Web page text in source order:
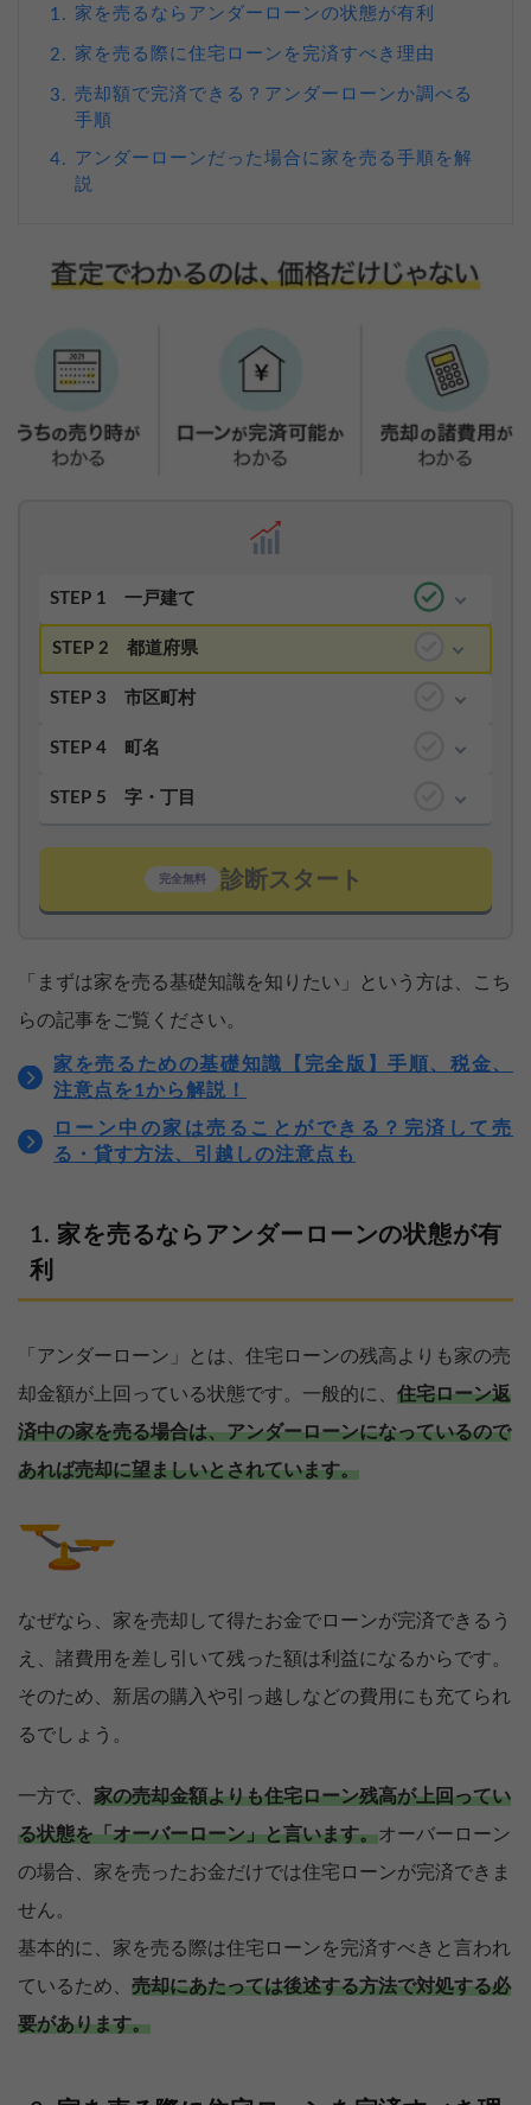
1. 家を売るならアンダーローンの状態が有利
2. 家を売る際に住宅ローンを完済すべき理由
3. 売却額で完済できる？アンダーローンか調べる
手順
4. アンダーローンだった場合に家を売る手順を解
説
STEP 1 一戸建て
STEP 2 都道府県
STEP 3 市区町村
STEP 4 町名
STEP 5 字・丁目
完全無料 診断スタート
「まずは家を売る基礎知識を知りたい」という方は、こち
らの記事をご覧ください。
家を売るための基礎知識【完全版】手順、税金、
注意点を1から解説！
ローン中の家は売ることができる？完済して売
る・貸す方法、引越しの注意点も
家を売るならアンダーローンの状態が有
利
「アンダーローン」とは、住宅ローンの残高よりも家の売
却金額が上回っている状態です。一般的に、 住宅ローン返
済中の家を売る場合は、アンダーローンになっているので
あれば売却に望ましいとされています。
なぜなら、家を売却して得たお金でローンが完済できるう
え、諸費用を差し引いて残った額は利益になるからです。
そのため、新居の購入や引っ越しなどの費用にも充てられ
るでしょう。
一方で、 家の売却金額よりも住宅ローン残高が上回ってい
る状態を「オーバーローン」と言います。オーバーローン
の場合、家を売ったお金だけでは住宅ローンが完済できま
せん。
基本的に、家を売る際は住宅ローンを完済すべきと言われ
ているため、 売却にあたっては後述する方法で対処する必
要があります。